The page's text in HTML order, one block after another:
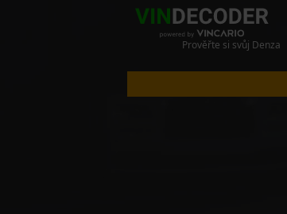
Prověřte si svůj Denza